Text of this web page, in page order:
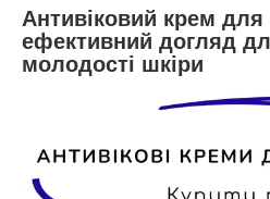
Антивіковий крем
ефективний догляд
молодості шкіри